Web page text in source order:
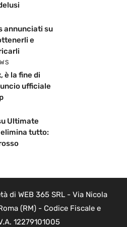
annunciati su
e
è la fine di
ufficiale
Ultimate
elimina tutto:
di WEB 365 SRL - Via Nicola
(RM) - Codice Fiscale e
12279101005